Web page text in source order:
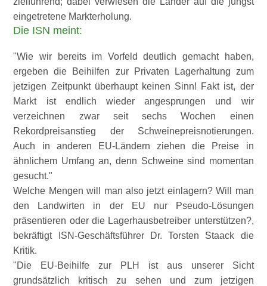
eingetretene Markterholung.
Die ISN meint:
Wie wir bereits im Vorfeld deutlich gemacht haben,
ergeben die Beihilfen zur Privaten Lagerhaltung zum
jetzigen Zeitpunkt überhaupt keinen Sinn! Fakt ist, der
Markt ist endlich wieder angesprungen und wir
verzeichnen zwar seit sechs Wochen einen
Rekordpreisanstieg der Schweinepreisnotierungen.
Auch in anderen EU-Ländern ziehen die Preise in
ähnlichem Umfang an, denn Schweine sind momentan
gesucht.
Welche Mengen will man also jetzt einlagern? Will man
den Landwirten in der EU nur Pseudo-Lösungen
präsentieren oder die Lagerhausbetreiber unterstützen?,
bekräftigt ISN-Geschäftsführer Dr. Torsten Staack die
Kritik.
Die EU-Beihilfe zur PLH ist aus unserer Sicht
grundsätzlich kritisch zu sehen und zum jetzigen